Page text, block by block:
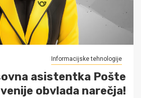
Informacijske tehnologije
asistentka Pošte
obvlada narečja!